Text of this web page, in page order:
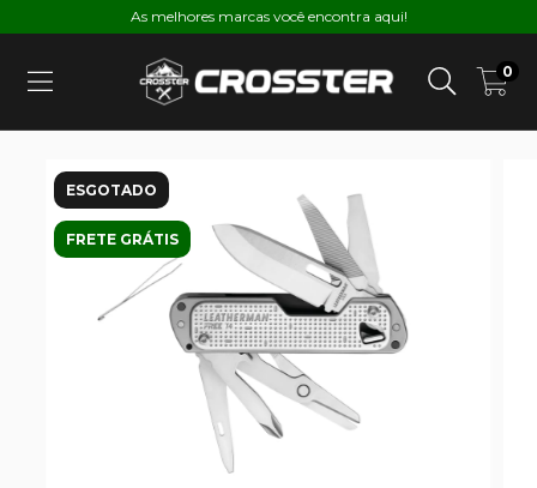
As melhores marcas você encontra aqui!
0
ESGOTADO
FRETE GRÁTIS